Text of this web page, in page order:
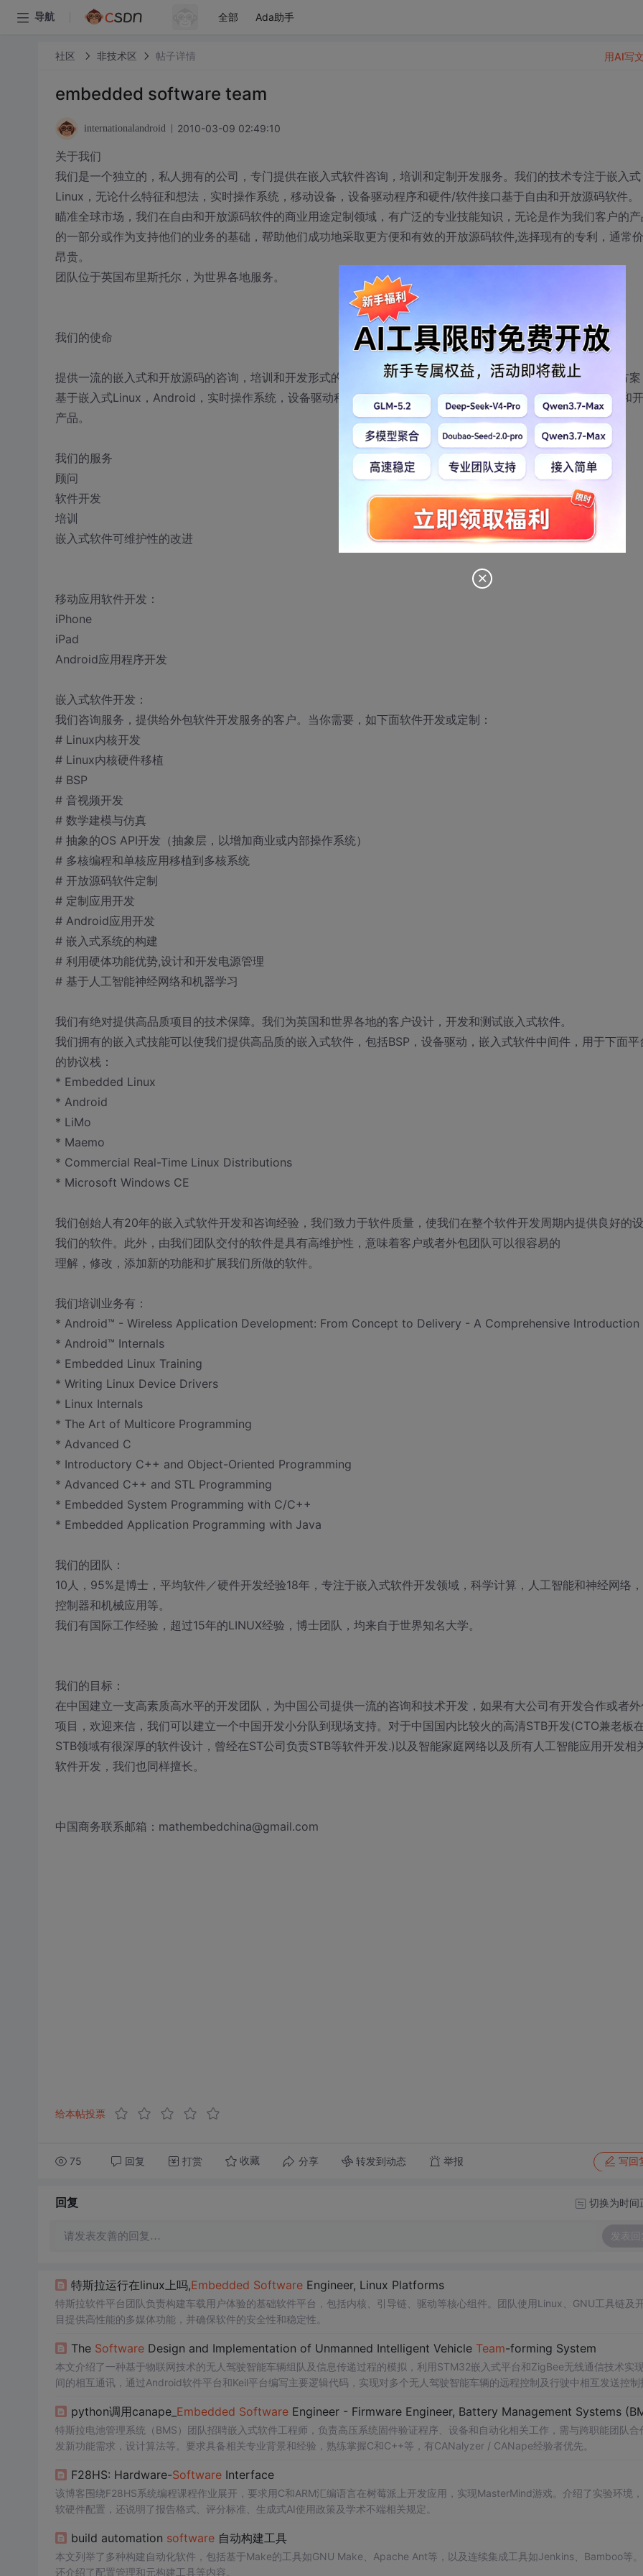
导航 全部 Ada助手
社区 非技术区 帖子详情
embedded software team
internationalandroid 2010-03-09 02:49:10
关于我们
我们是一个独立的，私人拥有的公司，专门提供在嵌入式软件咨询，培训和定制开发服务。我们的技术专注于嵌入式
Linux，无论什么特征和想法，实时操作系统，移动设备，设备驱动程序和硬件/软件接口基于自由和开放源码软件。
瞄准全球市场，我们在自由和开放源码软件的商业用途定制领域，有广泛的专业技能知识，无论是作为我们客户的产
的一部分或作为支持他们的业务的基础，帮助他们成功地采取更方便和有效的开放源码软件,选择现有的专利，通常
昂贵。
团队位于英国布里斯托尔，为世界各地服务。
我们的使命
提供一流的嵌入式和开放源码的咨询，培训和开发形式的软件解决方案。我们专注于嵌入式系统和移动设备解决方案
基于嵌入式Linux，Android，实时操作系统，设备驱动程序和嵌入式软件性能提高。我们的解决方案是基于商业和
产品。
我们的服务
顾问
软件开发
培训
嵌入式软件可维护性的改进
移动应用软件开发：
iPhone
iPad
Android应用程序开发
嵌入式软件开发：
我们咨询服务，提供给外包软件开发服务的客户。当你需要，如下面软件开发或定制：
# Linux内核开发
# Linux内核硬件移植
# BSP
# 音视频开发
# 数学建模与仿真
# 抽象的OS API开发（抽象层，以增加商业或内部操作系统）
# 多核编程和单核应用移植到多核系统
# 开放源码软件定制
# 定制应用开发
# Android应用开发
# 嵌入式系统的构建
# 利用硬体功能优势,设计和开发电源管理
# 基于人工智能神经网络和机器学习
我们有绝对提供高品质项目的技术保障。我们为英国和世界各地的客户设计，开发和测试嵌入式软件。
我们拥有的嵌入式技能可以使我们提供高品质的嵌入式软件，包括BSP，设备驱动，嵌入式软件中间件，用于下面平
的协议栈：
* Embedded Linux
* Android
* LiMo
* Maemo
* Commercial Real-Time Linux Distributions
* Microsoft Windows CE
我们创始人有20年的嵌入式软件开发和咨询经验，我们致力于软件质量，使我们在整个软件开发周期内提供良好的
我们的软件。此外，由我们团队交付的软件是具有高维护性，意味着客户或者外包团队可以很容易的
理解，修改，添加新的功能和扩展我们所做的软件。
我们培训业务有：
* Android™ - Wireless Application Development: From Concept to Delivery - A Comprehensive Introduction
* Android™ Internals
* Embedded Linux Training
* Writing Linux Device Drivers
* Linux Internals
* The Art of Multicore Programming
* Advanced C
* Introductory C++ and Object-Oriented Programming
* Advanced C++ and STL Programming
* Embedded System Programming with C/C++
* Embedded Application Programming with Java
我们的团队：
10人，95%是博士，平均软件／硬件开发经验18年，专注于嵌入式软件开发领域，科学计算，人工智能和神经网络
控制器和机械应用等。
我们有国际工作经验，超过15年的LINUX经验，博士团队，均来自于世界知名大学。
我们的目标：
在中国建立一支高素质高水平的开发团队，为中国公司提供一流的咨询和技术开发，如果有大公司有开发合作或者外
项目，欢迎来信，我们可以建立一个中国开发小分队到现场支持。对于中国国内比较火的高清STB开发(CTO兼老板
STB领域有很深厚的软件设计，曾经在ST公司负责STB等软件开发.)以及智能家庭网络以及所有人工智能应用开发相
软件开发，我们也同样擅长。
中国商务联系邮箱：mathembedchina@gmail.com
给本帖投票
75 回复 打赏 收藏 分享 转发到动态 举报 写回
用AI写
回复 切换为时间
请发表友善的回复… 发表回
特斯拉运行在linux上吗,Embedded SoftwareEngineer, Linux Platforms
特斯拉软件平台团队负责构建车载用户体验的基础软件平台，包括内核、引导链、驱动等核心组件。团队使用Linux、GNU工具链及
目提供高性能的多媒体功能，并确保软件的安全性和稳定性。
The SoftwareDesign and Implementation of Unmanned Intelligent Vehicle Team-forming System
本文介绍了一种基于物联网技术的无人驾驶智能车辆组队及信息传递过程的模拟，利用STM32嵌入式平台和ZigBee无线通信技术实
间的相互通讯，通过Android软件平台和Keil平台编写主要逻辑代码，实现对多个无人驾驶智能车辆的远程控制及行驶中相互发送控制
python调用canape_ Embedded SoftwareEngineer - Firmware Engineer, Battery Management Systems
特斯拉电池管理系统（BMS）团队招聘嵌入式软件工程师，负责高压系统固件验证程序、设备和自动化相关工作，需与跨职能团队合
发新功能需求，设计算法等。要求具备相关专业背景和经验，熟练掌握C和C++等，有CANalyzer / CANape经验者优先。
F28HS: Hardware-SoftwareInterface
该博客围绕F28HS系统编程课程作业展开，要求用C和ARM汇编语言在树莓派上开发应用，实现MasterMind游戏。介绍了实验环境
软硬件配置，还说明了报告格式、评分标准、生成式AI使用政策及学术不端相关规定。
build automation software自动构建工具
本文列举了多种构建自动化软件，包括基于Make的工具如GNU Make、Apache Ant等，以及连续集成工具如Jenkins、Bamboo等
还介绍了配置管理和元构建工具等内容。